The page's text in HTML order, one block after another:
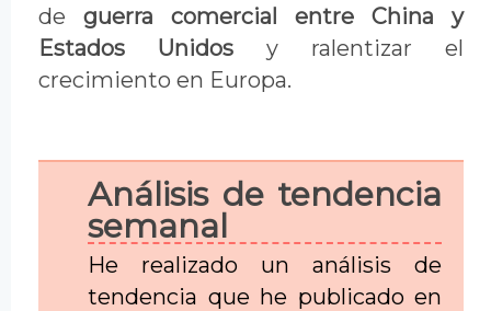
de guerra comercial entre China y
Estados Unidos y ralentizar el
crecimiento en Europa.
Análisis de tendencia
semanal
He realizado un análisis de
tendencia que he publicado en